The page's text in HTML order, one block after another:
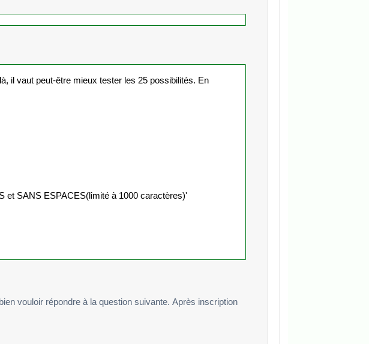
à la question suivante. Après inscription